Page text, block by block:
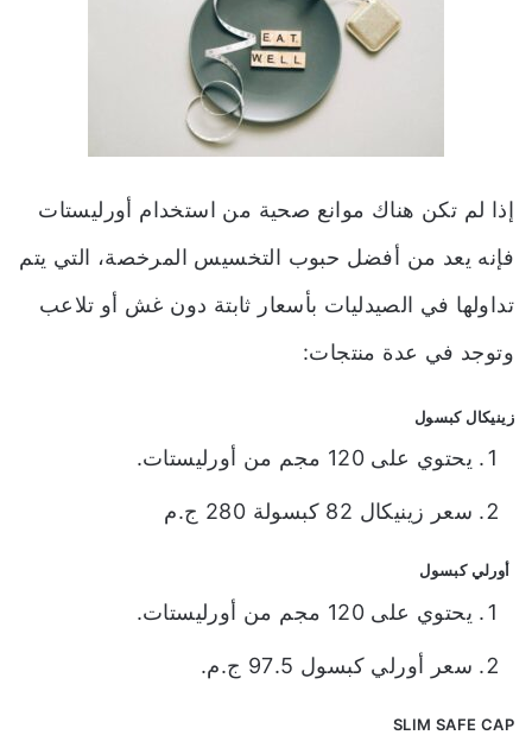
إذا لم تكن هناك موانع صحية من استخدام أورليستات
فإنه يعد من أفضل حبوب التخسيس المرخصة، التي يتم
تداولها في الصيدليات بأسعار ثابتة دون غش أو تلاعب
وتوجد في عدة منتجات:
زينيكال كبسول
يحتوي على 120 مجم من أورليستات.
سعر زينيكال 82 كبسولة 280 ج.م
أورلي كبسول
يحتوي على 120 مجم من أورليستات.
سعر أورلي كبسول 97.5 ج.م.
SLIM SAFE CAP